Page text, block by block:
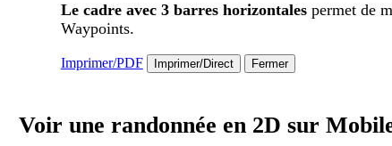
Le cadre avec 3 barres horizontalespermet de
Waypoints.
Imprimer/PDF Imprimer/Direct Fermer
Voir une randonnée en 2D sur